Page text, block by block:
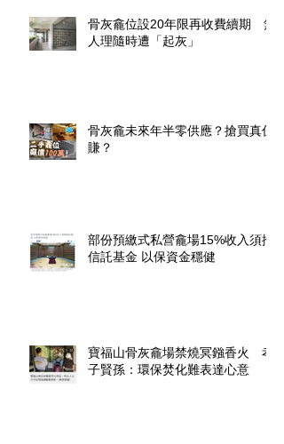
骨灰龕位設20年限再收費續期 無
人理隨時遭「起灰」
骨灰龕未來年半零供應？搶買真係
賺？
部份預繳式私營龕場15%收入須撥
信託基金 以保資金穩健
寶福山骨灰龕場禁燒冥鏹香火 孝
子賢孫：環保焚化難表達心意